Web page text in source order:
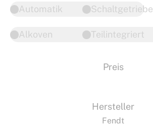
Automatik Schaltgetriebe
Alkoven Teilintegriert
Preis
Hersteller
Fendt